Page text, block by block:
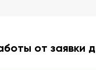
от заявки